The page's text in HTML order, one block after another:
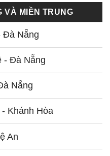
VÀ MIỀN TRUNG
Đà Nẵng
- Đà Nẵng
Nẵng
Khánh Hòa
An